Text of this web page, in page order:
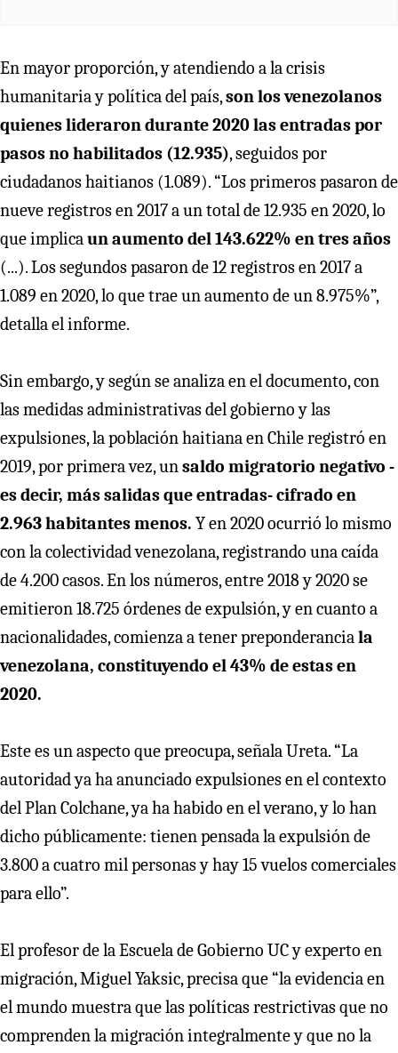
En mayor proporción, y atendiendo a la crisis
humanitaria y política del país,son los venezolanos
quienes lideraron durante 2020 las entradas por
pasos no habilitados (12.935), seguidos por
ciudadanos haitianos (1.089). “Los primeros pasaron de
nueve registros en 2017 a un total de 12.935 en 2020, lo
que implicaun aumento del 143.622% en tres años
(...). Los segundos pasaron de 12 registros en 2017 a
1.089 en 2020, lo que trae un aumento de un 8.975%”,
detalla el informe.
Sin embargo, y según se analiza en el documento, con
las medidas administrativas del gobierno y las
expulsiones, la población haitiana en Chile registró en
2019, por primera vez, unsaldo migratorio negativo -
es decir, más salidas que entradas- cifrado en
2.963 habitantes menos. Y en 2020 ocurrió lo mismo
con la colectividad venezolana, registrando una caída
de 4.200 casos. En los números, entre 2018 y 2020 se
emitieron 18.725 órdenes de expulsión, y en cuanto a
nacionalidades, comienza a tener preponderanciala
venezolana, constituyendo el 43% de estas en
2020.
Este es un aspecto que preocupa, señala Ureta. “La
autoridad ya ha anunciado expulsiones en el contexto
del Plan Colchane, ya ha habido en el verano, y lo han
dicho públicamente: tienen pensada la expulsión de
3.800 a cuatro mil personas y hay 15 vuelos comerciales
para ello”.
El profesor de la Escuela de Gobierno UC y experto en
migración, Miguel Yaksic, precisa que “la evidencia en
el mundo muestra que las políticas restrictivas que no
comprenden la migración integralmente y que no la